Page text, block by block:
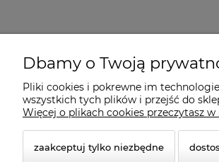
© 2026 suprabike.pl. Wszelkie
Dbamy o Twoją
Pliki cookies i pokrewne im
wszystkich tych plików i przejść do
Więcej o plikach cookies przeczytasz
zaakceptuj tylko niezbędne